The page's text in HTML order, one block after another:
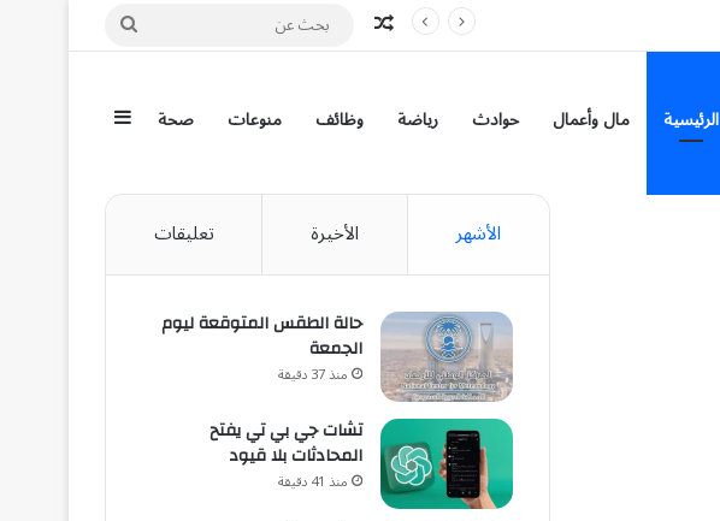
مقال عشوائي
بحث
الرئيسية مال وأعمال حوادث رياضة وظائف منوعات صحة إضافة عمود
الأشهر الأخيرة تعليقات
حالة الطقس المتوقعة ليوم
الجمعة
منذ 37 دقيقة
تشات جي بي تي يفتح
المحادثات بلا قيود
منذ 41 دقيقة